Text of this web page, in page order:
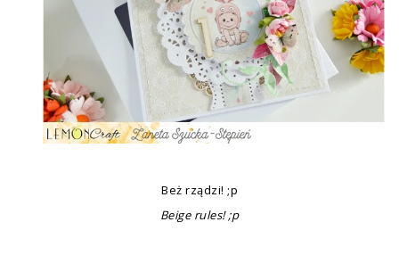
Beż rządzi! ;p
Beige rules! ;p